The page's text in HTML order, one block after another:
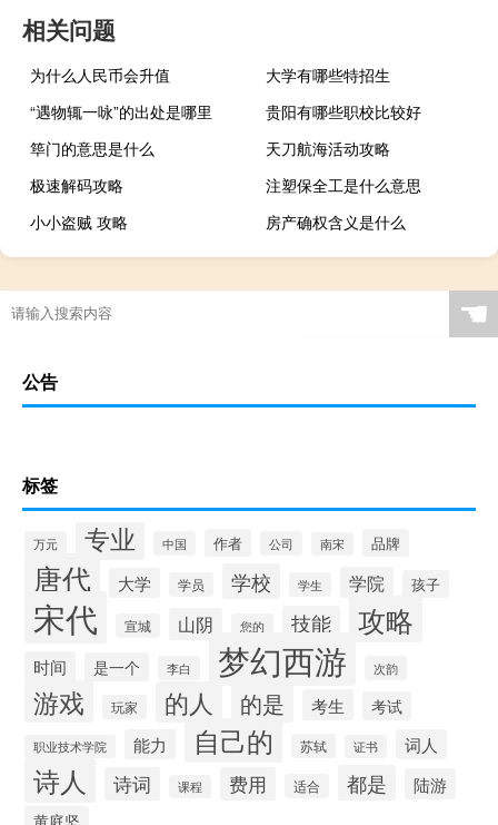
相关问题
为什么人民币会升值
大学有哪些特招生
“遇物辄一咏”的出处是哪里
贵阳有哪些职校比较好
筚门的意思是什么
天刀航海活动攻略
极速解码攻略
注塑保全工是什么意思
小小盗贼 攻略
房产确权含义是什么
☚
公告
标签
万元 专业 中国 作者 公司 南宋 品牌
唐代 大学 学员 学校 学生 学院 孩子
宋代 宣城 山阴 您的 技能 攻略
时间 是一个 李白 梦幻西游 次韵
游戏 玩家 的人 的是 考生 考试
职业技术学院 能力 自己的 苏轼 证书 词人
诗人 诗词 课程 费用 适合 都是 陆游